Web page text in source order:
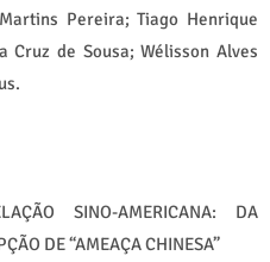
Pereira; Tiago Henrique
Cruz de Sousa; Wélisson Alves
SINO-AMERICANA: DA
DE “AMEAÇA CHINESA”